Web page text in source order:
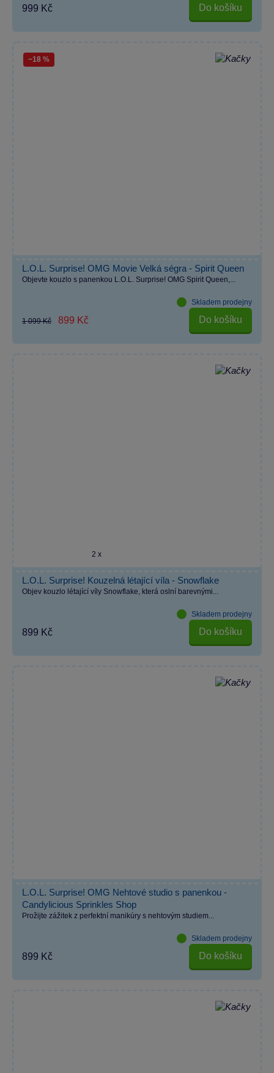
999 Kč Do košíku
−18 %
L.O.L. Surprise! OMG Movie Velká ségra - Spirit Queen
Objevte kouzlo s panenkou L.O.L. Surprise! OMG Spirit Queen,...
Skladem prodejny
1 099 Kč 899 Kč Do košíku
2 x
L.O.L. Surprise! Kouzelná létající víla - Snowflake
Objev kouzlo létající víly Snowflake, která oslní barevnými...
Skladem prodejny
899 Kč Do košíku
L.O.L. Surprise! OMG Nehtové studio s panenkou -
Candylicious Sprinkles Shop
Prožijte zážitek z perfektní manikúry s nehtovým studiem...
Skladem prodejny
899 Kč Do košíku